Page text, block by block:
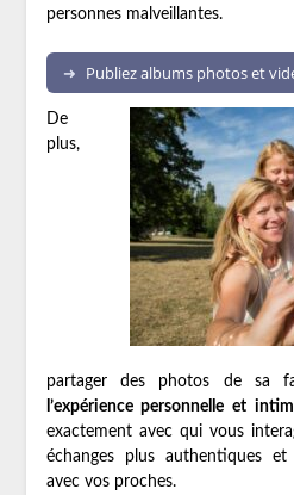
personnes malveillantes.
Publiez albums photos et
De
plus,
partager des photos de sa
l’expérience personnelle et
exactement avec qui vous
échanges plus authentiques
avec vos proches.